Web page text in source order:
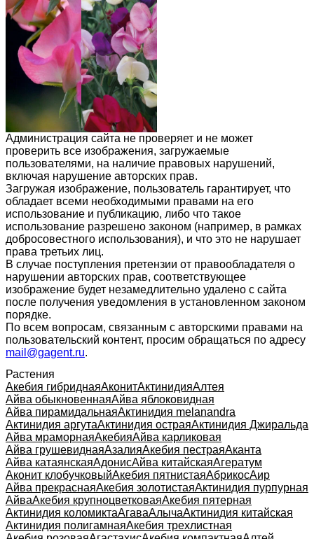
Администрация сайта не проверяет и не может
проверить все изображения, загружаемые
пользователями, на наличие правовых нарушений,
включая нарушение авторских прав.
Загружая изображение, пользователь гарантирует, что
обладает всеми необходимыми правами на его
использование и публикацию, либо что такое
использование разрешено законом (например, в рамках
добросовестного использования), и что это не нарушает
права третьих лиц.
В случае поступления претензии от правообладателя о
нарушении авторских прав, соответствующее
изображение будет незамедлительно удалено с сайта
после получения уведомления в установленном законом
порядке.
По всем вопросам, связанным с авторскими правами на
пользовательский контент, просим обращаться по адресу
mail@gagent.ru.
Растения
Акебия гибриднаяАконитАктинидияАлтея
Айва обыкновеннаяАйва яблоковидная
Айва пирамидальнаяАктинидия melanandra
Актинидия аргутаАктинидия остраяАктинидия Джиральда
Айва мраморнаяАкебияАйва карликовая
Айва грушевиднаяАзалияАкебия пестраяАканта
Айва катаянскаяАдонисАйва китайскаяАгератум
Аконит клобучковыйАкебия пятнистаяАбрикосАир
Айва прекраснаяАкебия золотистаяАктинидия пурпурная
АйваАкебия крупноцветковаяАкебия пятерная
Актинидия коломиктаАгаваАлычаАктинидия китайская
Актинидия полигамнаяАкебия трехлистная